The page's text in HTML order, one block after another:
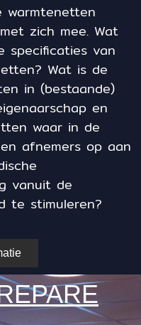
warmtenetten
zich mee. Wat
specificaties van
Wat is de
in (bestaande)
en
waar in de
afnemers op aan
vanuit de
te stimuleren?